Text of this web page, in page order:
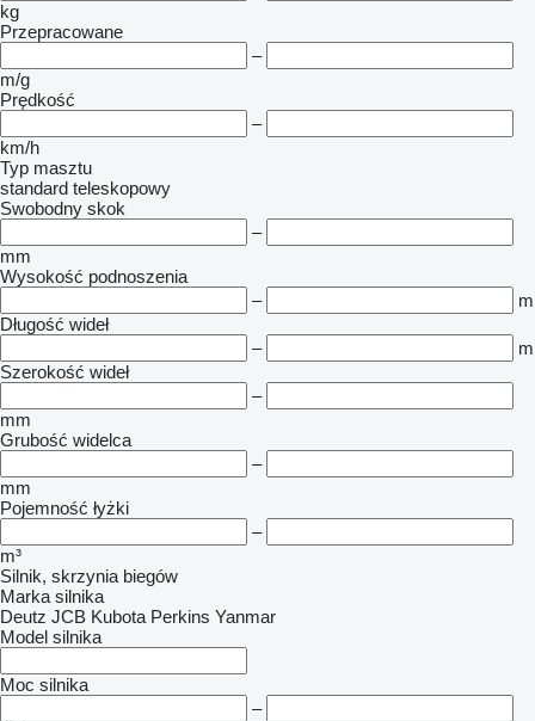
kg
Przepracowane
–
m/g
Prędkość
–
km/h
Typ masztu
standard teleskopowy
Swobodny skok
–
mm
Wysokość podnoszenia
–
m
Długość wideł
–
m
Szerokość wideł
–
mm
Grubość widelca
–
mm
Pojemność łyżki
–
m³
Silnik, skrzynia biegów
Marka silnika
Deutz JCB Kubota Perkins Yanmar
Model silnika
Moc silnika
–